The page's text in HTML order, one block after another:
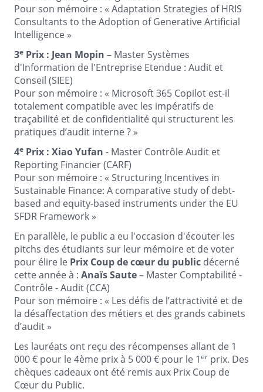
Pour son mémoire : « Adaptation Strategies of HRIS
Consultants to the Adoption of Generative Artificial
Intelligence »
3e Prix : Jean Mopin – Master Systèmes
d'Information de l'Entreprise Etendue : Audit et
Conseil (SIEE)
Pour son mémoire : « Microsoft 365 Copilot est-il
totalement compatible avec les impératifs de
traçabilité et de confidentialité qui structurent les
pratiques d’audit interne ? »
4e Prix : Xiao Yufan - Master Contrôle Audit et
Reporting Financier (CARF)
Pour son mémoire : « Structuring Incentives in
Sustainable Finance: A comparative study of debt-
based and equity-based instruments under the EU
SFDR Framework »
En parallèle, le public a eu l'occasion d'écouter les
pitchs des étudiants sur leur mémoire et de voter
pour élire le Prix Coup de cœur du public décerné
cette année à : Anaïs Saute– Master Comptabilité -
Contrôle - Audit (CCA)
Pour son mémoire : « Les défis de l’attractivité et de
la désaffectation des métiers et des grands cabinets
d’audit »
Les lauréats ont reçu des récompenses allant de 1
000 € pour le 4ème prix à 5 000 € pour le 1er prix. Des
chèques cadeaux ont été remis aux Prix Coup de
Cœur du Public.